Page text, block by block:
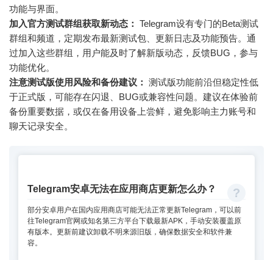
功能与界面。
加入官方测试群组获取新动态： Telegram设有专门的Beta测试
群组和频道，定期发布最新测试包、更新日志及功能预告。通
过加入这些群组，用户能及时了解新版动态，反馈BUG，参与
功能优化。
注意测试版使用风险和备份建议： 测试版功能前沿但稳定性低
于正式版，可能存在闪退、BUG或兼容性问题。建议在体验前
备份重要数据，或仅在备用设备上尝鲜，避免影响主力账号和
聊天记录安全。
Telegram安卓无法在应用商店更新怎么办？
部分安卓用户在国内应用商店可能无法正常更新Telegram，可以前
往Telegram官网或知名第三方平台下载最新APK，手动安装覆盖原
有版本。更新前建议卸载不明来源旧版，确保数据安全和软件兼
容。